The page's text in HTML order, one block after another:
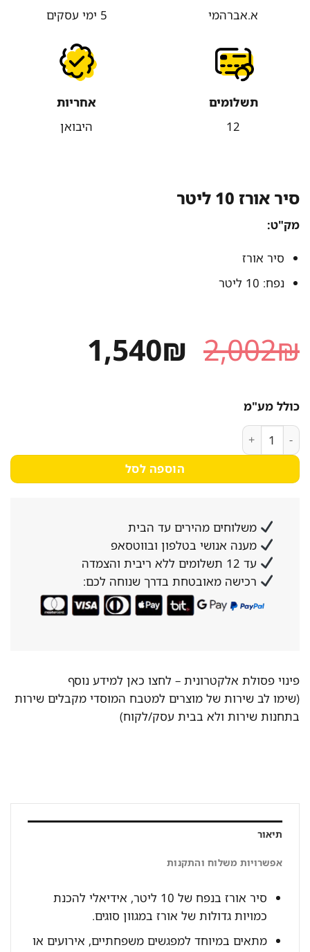
א.אברהמי
5 ימי עסקים
תשלומים
12
אחריות
היבואן
סיר אורז 10 ליטר
מק"ט:
סיר אורז
נפח: 10 ליטר
2,002₪ המחיר
המקורי
1,540₪ המחיר
כולל מע"מ
כמות של סיר אורז 10 ליטר
הוספה לסל
משלוחים מהירים עד הבית
מענה אנושי בטלפון ובווטסאפ
עד 12 תשלומים ללא ריבית והצמדה
רכישה מאובטחת בדרך שנוחה לכם:
פינוי פסולת אלקטרונית –לחצו כאן למידע נוסף
(שימו לב שירות של מוצרים למטבח המוסדי מקבלים שירות
בתחנות שירות ולא בבית עסק/לקוח)
תיאור
אפשרויות משלוח והתקנות
סיר אורז בנפח של 10 ליטר, אידיאלי להכנת
כמויות גדולות של אורז במגוון סוגים.
מתאים במיוחד למפגשים משפחתיים, אירועים או